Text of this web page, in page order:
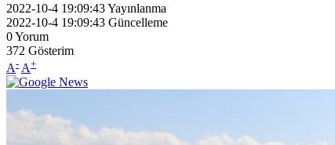
2022-10-4 19:09:43Yayınlanma
2022-10-4 19:09:43 Güncelleme
0Yorum
372 Gösterim
A- A+